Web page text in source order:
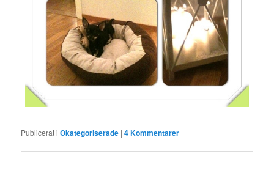
Publicerat i Okategoriserade |4Kommentarer